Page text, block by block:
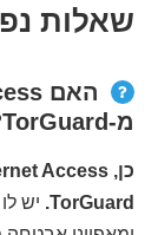
שאלות
מ-TorGuard?
TorGuard.